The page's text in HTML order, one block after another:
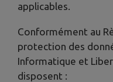
applicables.
Conformément au
protection des
Informatique et
disposent :